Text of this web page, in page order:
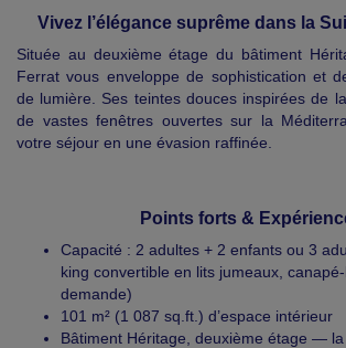
Vivez l’élégance suprême dans la
Située au deuxième étage du bâtiment
Ferrat vous enveloppe de sophistication et
de lumière. Ses teintes douces inspirées de
de vastes fenêtres ouvertes sur la
votre séjour en une évasion raffinée.
Points forts &
Capacité : 2 adultes + 2 enfants ou 3
king convertible en lits jumeaux,
demande)
101 m² (1 087 sq.ft.) d’espace intérieur
Bâtiment Héritage, deuxième étage —